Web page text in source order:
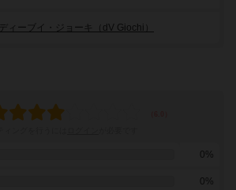
ディーブイ・ジョーキ（dV Giochi）
0%
0%